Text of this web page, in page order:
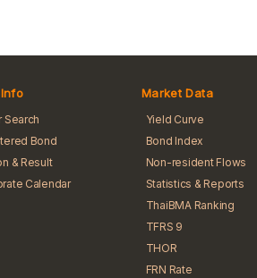
Search
Bond
& Result
Calendar
Market Data
Yield Curve
Bond Index
Non-resident Flows
Statistics & Reports
ThaiBMA Ranking
TFRS 9
THOR
FRN Rate